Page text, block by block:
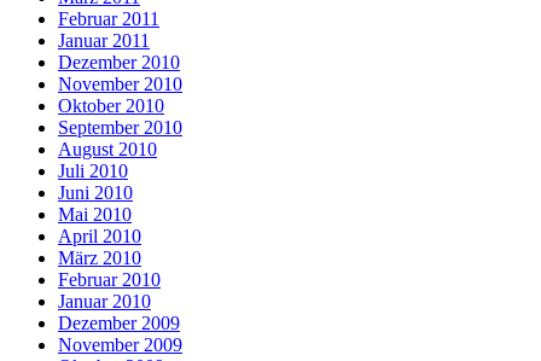
Februar 2011
Januar 2011
Dezember 2010
November 2010
Oktober 2010
September 2010
August 2010
Juli 2010
Juni 2010
Mai 2010
April 2010
März 2010
Februar 2010
Januar 2010
Dezember 2009
November 2009